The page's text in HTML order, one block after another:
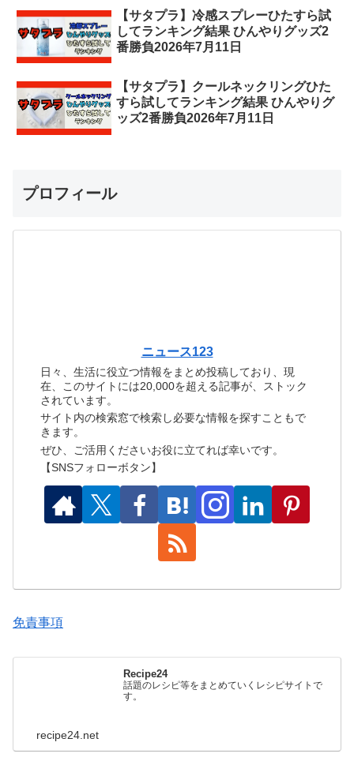
【サタプラ】冷感スプレーひたすら試
してランキング結果 ひんやりグッズ2
番勝負2026年7月11日
【サタプラ】クールネックリングひた
すら試してランキング結果 ひんやりグ
ッズ2番勝負2026年7月11日
プロフィール
ニュース123
日々、生活に役立つ情報をまとめ投稿しており、現
在、このサイトには20,000を超える記事が、ストック
されています。
サイト内の検索窓で検索し必要な情報を探すこともで
きます。
ぜひ、ご活用くださいお役に立てれば幸いです。
【SNSフォローボタン】
免責事項
Recipe24
話題のレシピ等をまとめていくレシピサイトで
す。
recipe24.net